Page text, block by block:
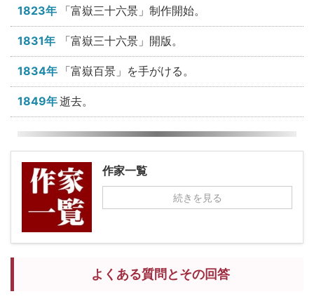
1823年 「富嶽三十六景」制作開始。
1831年 「富嶽三十六景」開版。
1834年 「富嶽百景」を手がける。
1849年逝去。
作家一覧
続きを見る
よくある質問とその回答